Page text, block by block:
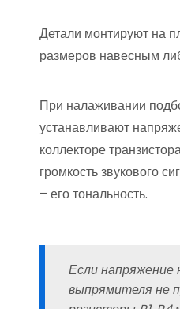
Детали монтируют на
размеров навесным
При налаживании
устанавливают
коллекторе
громкость звукового
– его тональность.
Если напряжение
выпрямителя не